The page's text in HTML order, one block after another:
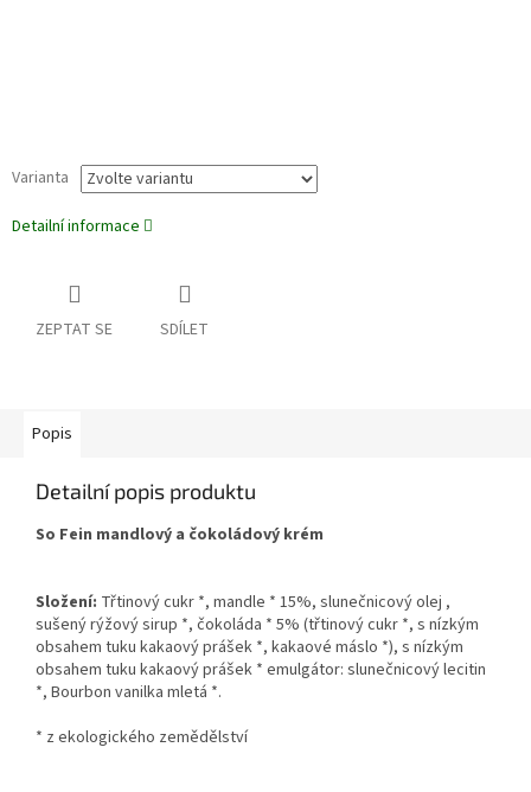
Varianta
Detailní informace
ZEPTAT SE SDÍLET
Popis
Detailní popis produktu
So Fein mandlový a čokoládový krém
Složení: Třtinový cukr *, mandle * 15%, slunečnicový olej ,
sušený rýžový sirup *, čokoláda * 5% (třtinový cukr *, s nízkým
obsahem tuku kakaový prášek *, kakaové máslo *), s nízkým
obsahem tuku kakaový prášek * emulgátor: slunečnicový lecitin
*, Bourbon vanilka mletá *.
* z ekologického zemědělství